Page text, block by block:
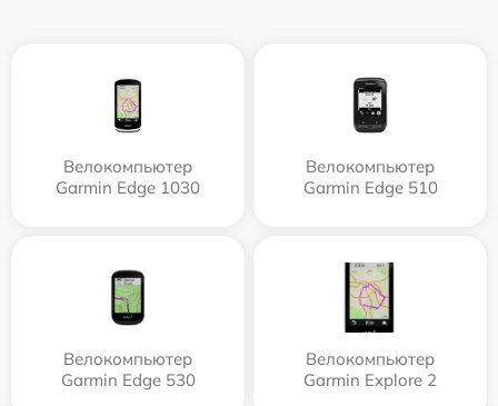
Велокомпьютер
Garmin Edge 1030
Велокомпьютер
Garmin Edge 510
Велокомпьютер
Garmin Edge 530
Велокомпьютер
Garmin Explore 2